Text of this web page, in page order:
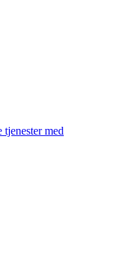
med